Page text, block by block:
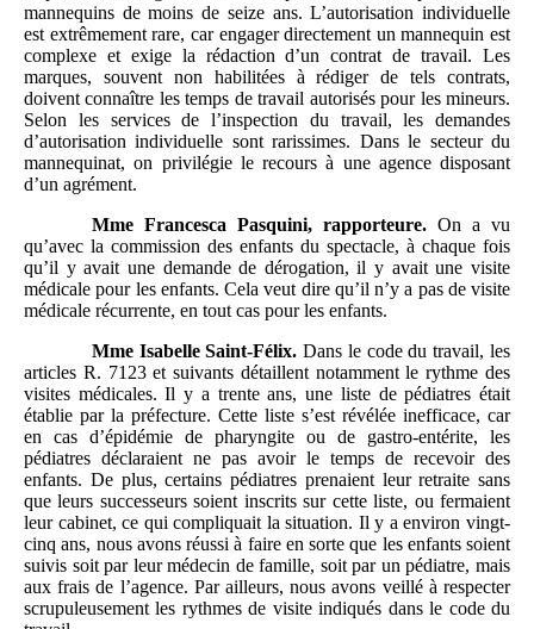
mannequins de moins de seize ans. L’autorisation individuelle
est extrêmement rare, car engager directement un mannequin est
complexe et exige la rédaction d’un contrat de travail. Les
marques, souvent non habilitées à rédiger de tels contrats,
doivent connaître les temps de travail autorisés pour les mineurs.
Selon les services de l’inspection du travail, les demandes
d’autorisation individuelle sont rarissimes. Dans le secteur du
mannequinat, on privilégie le recours à une agence disposant
d’un agrément.
Mme Francesca Pasquini, rapporteure.On a vu
qu’avec la commission des enfants du spectacle, à chaque fois
qu’il y avait une demande de dérogation, il y avait une visite
médicale pour les enfants. Cela veut dire qu’il n’y a pas de visite
médicale récurrente, en tout cas pour les enfants.
Mme Isabelle Saint-Félix. Dans le code du travail, les
articles R. 7123 et suivants détaillent notamment le rythme des
visites médicales. Il y a trente ans, une liste de pédiatres était
établie par la préfecture. Cette liste s’est révélée inefficace, car
en cas d’épidémie de pharyngite ou de gastro-entérite, les
pédiatres déclaraient ne pas avoir le temps de recevoir des
enfants. De plus, certains pédiatres prenaient leur retraite sans
que leurs successeurs soient inscrits sur cette liste, ou fermaient
leur cabinet, ce qui compliquait la situation. Il y a environ vingt-
cinq ans, nous avons réussi à faire en sorte que les enfants soient
suivis soit par leur médecin de famille, soit par un pédiatre, mais
aux frais de l’agence. Par ailleurs, nous avons veillé à respecter
scrupuleusement les rythmes de visite indiqués dans le code du